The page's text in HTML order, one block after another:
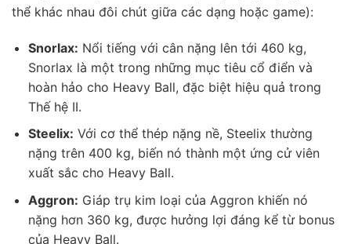
thể khác nhau đôi chút giữa các dạng hoặc game):
Snorlax: Nổi tiếng với cân nặng lên tới 460 kg,
Snorlax là một trong những mục tiêu cổ điển và
hoàn hảo cho Heavy Ball, đặc biệt hiệu quả trong
Thế hệ II.
Steelix: Với cơ thể thép nặng nề, Steelix thường
nặng trên 400 kg, biến nó thành một ứng cử viên
xuất sắc cho Heavy Ball.
Aggron: Giáp trụ kim loại của Aggron khiến nó
nặng hơn 360 kg, được hưởng lợi đáng kể từ bonus
của Heavy Ball.